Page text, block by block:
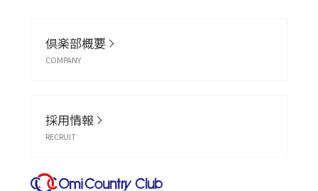
倶楽部概要
COMPANY
採用情報
RECRUIT